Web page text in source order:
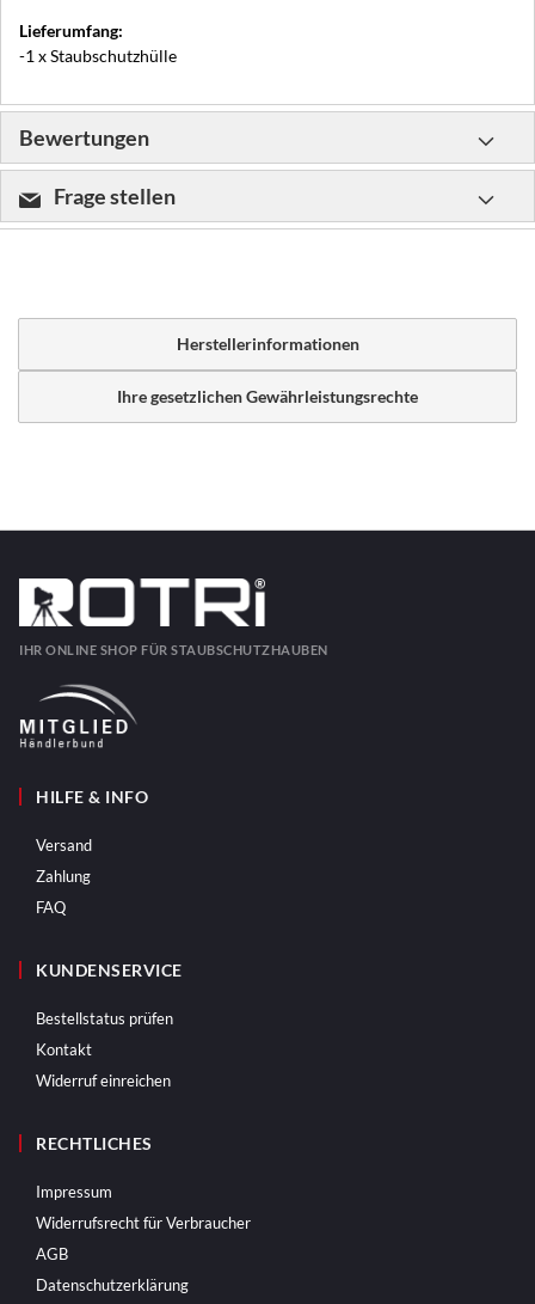
Lieferumfang:
-1 x Staubschutzhülle
Bewertungen
Frage stellen
Herstellerinformationen
Ihre gesetzlichen Gewährleistungsrechte
IHR ONLINE SHOP FÜR STAUBSCHUTZHAUBEN
HILFE & INFO
Versand
Zahlung
FAQ
KUNDENSERVICE
Bestellstatus prüfen
Kontakt
Widerruf einreichen
RECHTLICHES
Impressum
Widerrufsrecht für Verbraucher
AGB
Datenschutzerklärung